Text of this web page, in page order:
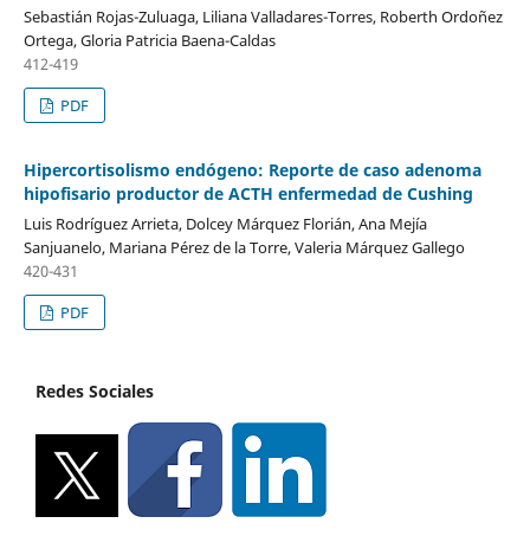
Sebastián Rojas-Zuluaga, Liliana Valladares-Torres, Roberth Ordoñez
Ortega, Gloria Patricia Baena-Caldas
412-419
PDF
Hipercortisolismo endógeno: Reporte de caso adenoma
hipofisario productor de ACTH enfermedad de Cushing
Luis Rodríguez Arrieta, Dolcey Márquez Florián, Ana Mejía
Sanjuanelo, Mariana Pérez de la Torre, Valeria Márquez Gallego
420-431
PDF
Redes Sociales